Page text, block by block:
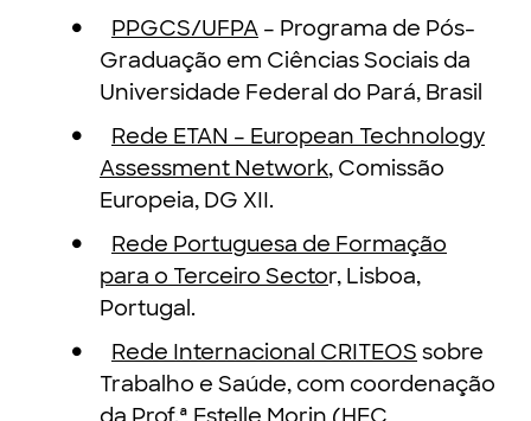
PPGCS/UFPA – Programa de Pós-
Graduação em Ciências Sociais da
Universidade Federal do Pará, Brasil
Rede ETAN – European Technology
Assessment Network, Comissão
Europeia, DG XII.
Rede Portuguesa de Formação
para o Terceiro Sector, Lisboa,
Portugal.
Rede Internacional CRITEOS sobre
Trabalho e Saúde, com coordenação